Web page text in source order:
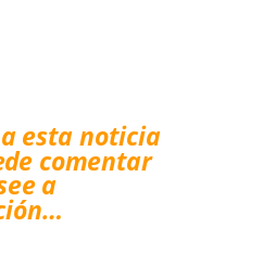
esta noticia
comentar
a